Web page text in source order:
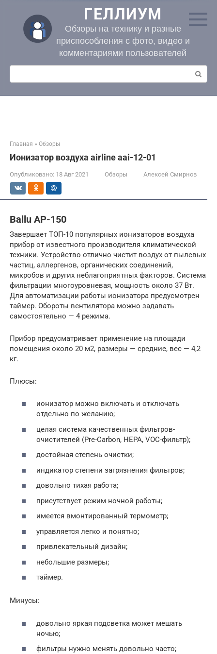
контенту
ГЕЛЛИУМ
Обзоры на технику и разные
приспособления с фото, видео и
комментариями пользователей
Поиск:
Главная » Обзоры
Ионизатор воздуха airline aai-12-01
Опубликовано: 18 Авг 2021 Обзоры Алексей Смирнов
Ballu AP-150
Завершает ТОП-10 популярных ионизаторов воздуха
прибор от известного производителя климатической
техники. Устройство отлично чистит воздух от пылевых
частиц, аллергенов, органических соединений,
микробов и других неблагоприятных факторов. Система
фильтрации многоуровневая, мощность около 37 Вт.
Для автоматизации работы ионизатора предусмотрен
таймер. Обороты вентилятора можно задавать
самостоятельно — 4 режима.
Прибор предусматривает применение на площади
помещения около 20 м2, размеры — средние, вес — 4,2
кг.
Плюсы:
ионизатор можно включать и отключать
отдельно по желанию;
целая система качественных фильтров-
очистителей (Pre-Carbon, НЕРА, VOC-фильтр);
достойная степень очистки;
индикатор степени загрязнения фильтров;
довольно тихая работа;
присутствует режим ночной работы;
имеется вмонтированный термометр;
управляется легко и понятно;
привлекательный дизайн;
небольшие размеры;
таймер.
Минусы:
довольно яркая подсветка может мешать
ночью;
фильтры нужно менять довольно часто;